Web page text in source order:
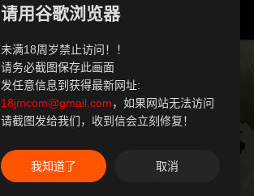
请用谷歌浏览器
未满18周岁禁止访问！！
请务必截图保存此画面
发任意信息到获得最新网址:
18jmcom@gmail.com，如果网站无法访问
请截图发给我们，收到信会立刻修复！
我知道了 取消